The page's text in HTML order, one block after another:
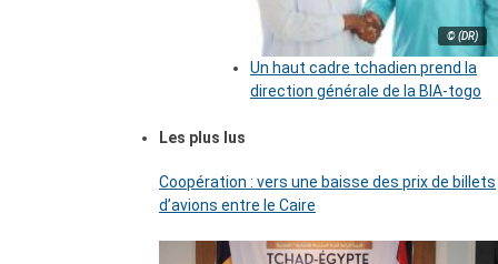
© (DR)
Un haut cadre tchadien prend la
direction générale de la BIA-togo
Les plus lus
Coopération : vers une baisse des prix de billets
d’avions entre le Caire